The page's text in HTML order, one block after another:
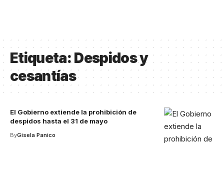
Etiqueta:Despidos y
cesantías
El Gobierno extiende la prohibición de
despidos hasta el 31 de mayo
ByGisela Panico